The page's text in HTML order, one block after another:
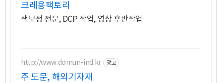
크레용팩토리
색보정 전문, DCP 작업, 영상 후반작업
http://www.domun-ind.kr 광고
주 도문, 해외기자재